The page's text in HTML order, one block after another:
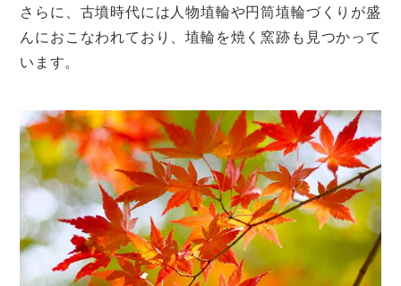
さらに、古墳時代には人物埴輪や円筒埴輪づくりが盛
んにおこなわれており、埴輪を焼く窯跡も見つかって
います。